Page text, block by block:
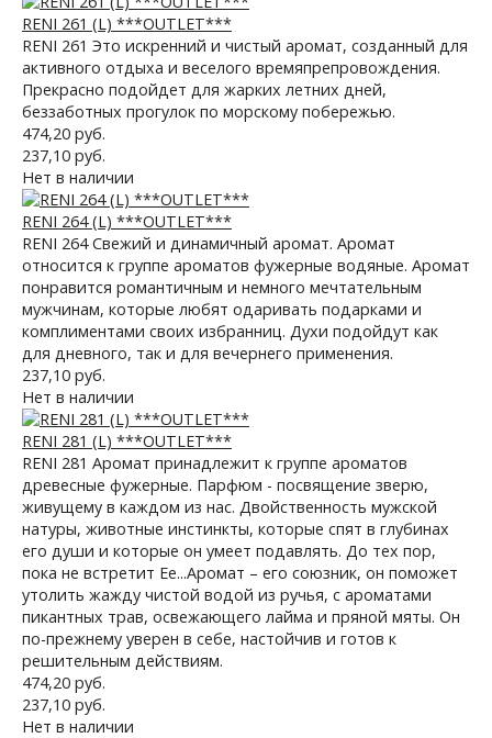
RENI 261 (L) ***OUTLET***
RENI 261 Это искренний и чистый аромат, созданный для
активного отдыха и веселого времяпрепровождения.
Прекрасно подойдет для жарких летних дней,
беззаботных прогулок по морскому побережью.
474,20 руб.
237,10 руб.
Нет в наличии
RENI 264 (L) ***OUTLET***
RENI 264 Свежий и динамичный аромат. Аромат
относится к группе ароматов фужерные водяные. Аромат
понравится романтичным и немного мечтательным
мужчинам, которые любят одаривать подарками и
комплиментами своих избранниц. Духи подойдут как
для дневного, так и для вечернего применения.
237,10 руб.
Нет в наличии
RENI 281 (L) ***OUTLET***
RENI 281 Аромат принадлежит к группе ароматов
древесные фужерные. Парфюм - посвящение зверю,
живущему в каждом из нас. Двойственность мужской
натуры, животные инстинкты, которые спят в глубинах
его души и которые он умеет подавлять. До тех пор,
пока не встретит Ее...Аромат – его союзник, он поможет
утолить жажду чистой водой из ручья, с ароматами
пикантных трав, освежающего лайма и пряной мяты. Он
по-прежнему уверен в себе, настойчив и готов к
решительным действиям.
474,20 руб.
237,10 руб.
Нет в наличии